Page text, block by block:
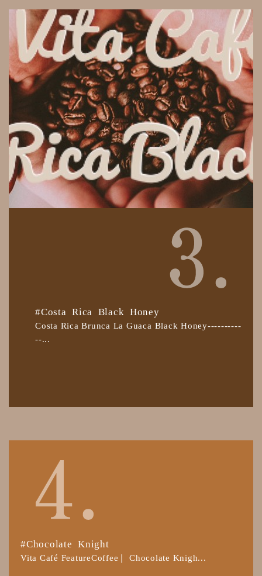
#Costa Rica Black Honey
Costa Rica Brunca La Guaca Black Honey----------
--...
#Chocolate Knight
Vita Café FeatureCoffee❘ Chocolate Knigh...